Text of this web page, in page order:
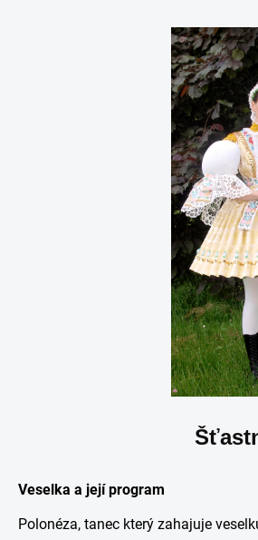
Veselka a její program
Polonéza, tanec který zahajuje